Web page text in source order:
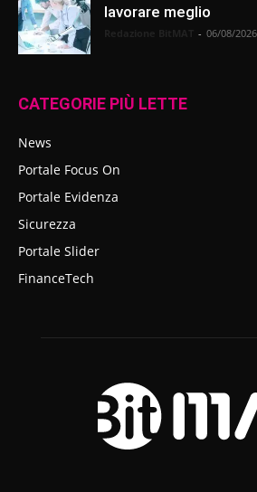
lavorare meglio
- 06/08/2026
CATEGORIE PIÙ LETTE
News
Portale Focus On
Portale Evidenza
Sicurezza
Portale Slider
FinanceTech